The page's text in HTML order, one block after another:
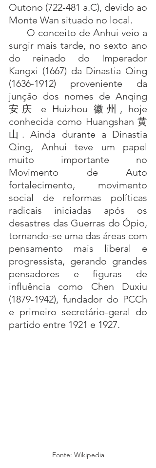
Outono (722-481 a.C), devido ao
Monte Wan situado no local.
surgir mais tarde, no sexto ano
do reinado do Imperador
Kangxi (1667) da Dinastia Qing
(1636-1912) proveniente da
junção dos nomes de Anqing
安庆 e Huizhou 徽州, hoje
conhecida como Huangshan 黄
山. Ainda durante a Dinastia
Qing, Anhui teve um papel
muito importante no
Movimento de Auto
fortalecimento, movimento
social de reformas políticas
radicais iniciadas após os
desastres das Guerras do Ópio,
tornando-se uma das áreas com
pensamento mais liberal e
progressista, gerando grandes
pensadores e figuras de
influência como Chen Duxiu
(1879-1942), fundador do PCCh
e primeiro secretário-geral do
partido entre 1921 e 1927.
Fonte: Wikipedia